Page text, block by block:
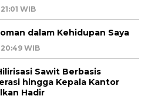
WIB
dalam Kehidupan Saya
WIB
Sawit Berbasis
hingga Kepala Kantor
Hadir